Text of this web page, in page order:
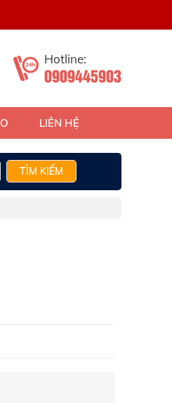
Hotline:
0909445903
LIÊN HỆ
TÌM KIẾM